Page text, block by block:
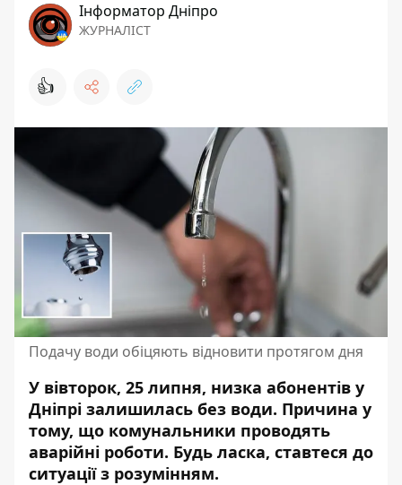
Інформатор Дніпро
ЖУРНАЛІСТ
👍
Подачу води обіцяють відновити протягом дня
У вівторок, 25 липня, низка абонентів у
Дніпрі залишилась без води. Причина у
тому, що комунальники проводять
аварійні роботи. Будь ласка, ставтеся до
ситуації з розумінням.